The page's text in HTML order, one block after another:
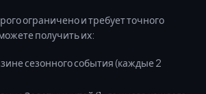
ограничено и требует точного
получить их:
сезонного события (каждые 2